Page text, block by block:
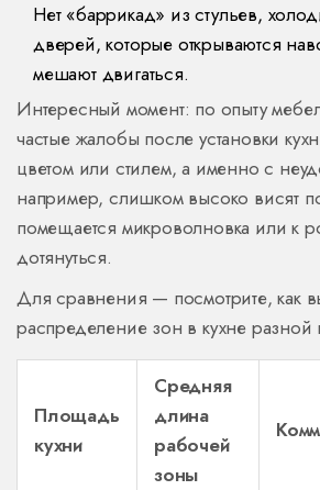
Нет «баррикад» из стульев,
дверей, которые открываются
мешают двигаться.
Интересный момент: по опыту
частые жалобы после установки
цветом или стилем, а именно с
например, слишком высоко висят
помещается микроволновка или к
дотянуться.
Для сравнения — посмотрите, как
распределение зон в кухне
Площадь
кухни
Средняя
длина
рабочей
зоны